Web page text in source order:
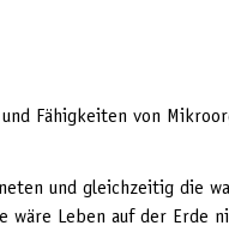
Fähigkeiten von
und gleichzeitig die
wäre Leben auf der Erde